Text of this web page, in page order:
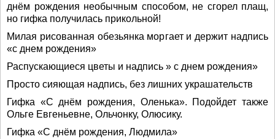
днём рождения необычным способом, не сгорел плащ,
но гифка получилась прикольной!
Милая рисованная обезьянка моргает и держит надпись
«с днем рождения»
Распускающиеся цветы и надпись » с днем рождения»
Просто сияющая надпись, без лишних украшательств
Гифка «С днём рождения, Оленька». Подойдет также
Ольге Евгеньевне, Ольчонку, Олюсику.
Гифка «С днём рождения, Людмила»